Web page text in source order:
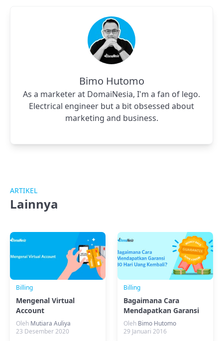
Bimo Hutomo
As a marketer at DomaiNesia, I'm a fan of lego.
Electrical engineer but a bit obsessed about
marketing and business.
ARTIKEL
Lainnya
Billing
Mengenal Virtual
Account
Oleh Mutiara Auliya
23 Desember 2020
Billing
Bagaimana Cara
Mendapatkan Garansi
30 Hari Uang Kembali?
Oleh Bimo Hutomo
29 Januari 2016